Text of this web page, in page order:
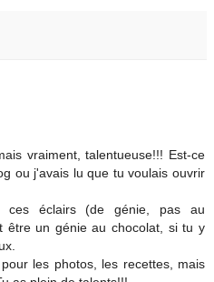
vraiment, talentueuse!!! Est-ce
ou j'avais lu que tu voulais ouvrir
ces éclairs (de génie, pas au
être un génie au chocolat, si tu y
les photos, les recettes, mais